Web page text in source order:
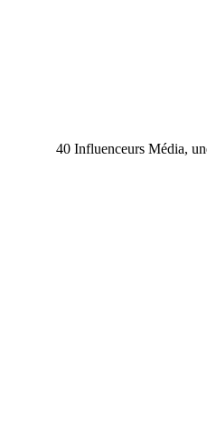
40 Influenceurs Média,